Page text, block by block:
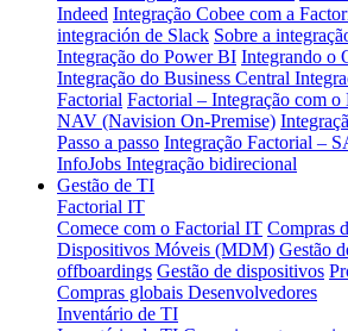
Indeed Integração Cobee com a
integración de Slack Sobre a
Integração do Power BI Integrando o
Integração do Business Central
Factorial Factorial – Integração com
NAV (Navision On-Premise)
Passo a passo Integração Factorial –
InfoJobs Integração bidirecional
Gestão de TI
Factorial IT
Comece com o Factorial IT Compras
Dispositivos Móveis (MDM) Gestão
offboardings Gestão de dispositivos
Compras globais Desenvolvedores
Inventário de TI